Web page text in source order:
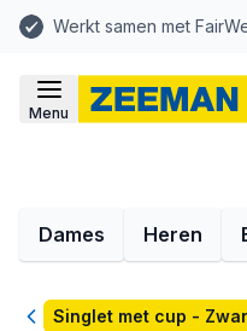
Werkt samen met
Menu
Dames Heren
TerugSinglet met cup -